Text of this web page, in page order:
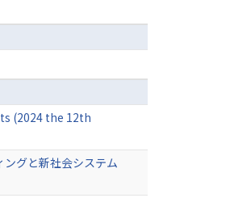
(2024 the 12th
グと新社会システム